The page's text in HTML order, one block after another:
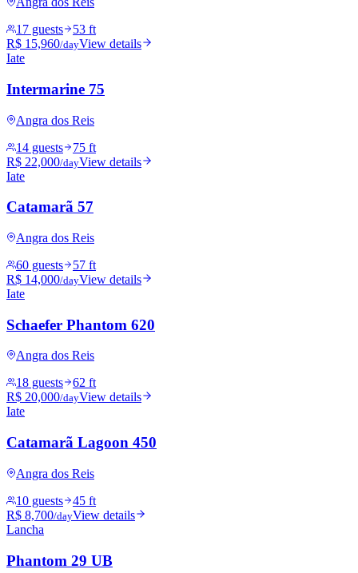
17 guests
53 ft
R$ 15,960/dayView details
Iate
Intermarine 75
Angra dos Reis
14 guests
75 ft
R$ 22,000/dayView details
Iate
Catamarã 57
Angra dos Reis
60 guests
57 ft
R$ 14,000/dayView details
Iate
Schaefer Phantom 620
Angra dos Reis
18 guests
62 ft
R$ 20,000/dayView details
Iate
Catamarã Lagoon 450
Angra dos Reis
10 guests
45 ft
R$ 8,700/dayView details
Lancha
Phantom 29 UB